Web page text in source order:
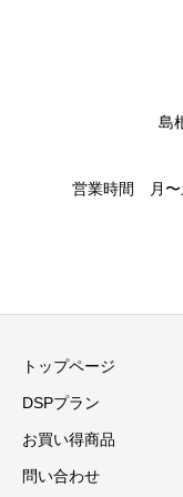
島
営業時間 月〜
トップページ
DSPプラン
お買い得商品
問い合わせ